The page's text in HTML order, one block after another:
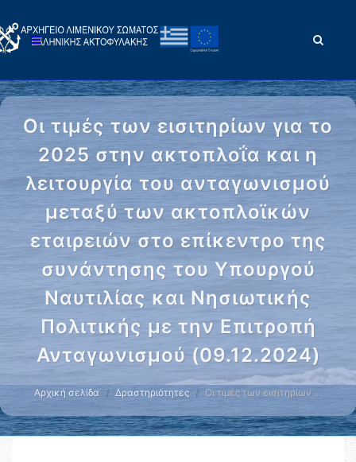
Οι τιμές των εισιτηρίων για το
2025 στην ακτοπλοΐα και η
λειτουργία του ανταγωνισμού
μεταξύ των ακτοπλοϊκών
εταιρειών στο επίκεντρο της
συνάντησης του Υπουργού
Ναυτιλίας και Νησιωτικής
Πολιτικής με την Επιτροπή
Ανταγωνισμού (09.12.2024)
Αρχική σελίδα Δραστηριότητες Οι τιμές των εισιτηρίων …